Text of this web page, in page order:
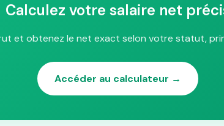
Calculez votre salaire net
et obtenez le net exact selon votre statut,
Accéder au calculateur →